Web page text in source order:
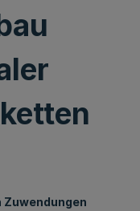
Zuwendungen